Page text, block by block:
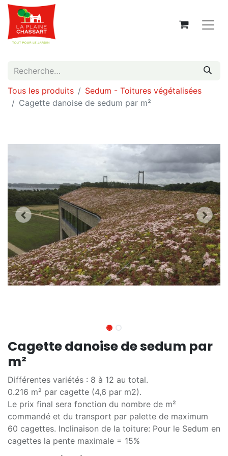
Tous les produits
Sedum - Toitures végétalisées
Cagette danoise de sedum par m²
Cagette danoise de sedum par
m²
Différentes variétés : 8 à 12 au total.
0.216 m² par cagette (4,6 par m2).
Le prix final sera fonction du nombre de m²
commandé et du transport par palette de maximum
60 cagettes. Inclinaison de la toiture: Pour le Sedum en
cagettes la pente maximale = 15%